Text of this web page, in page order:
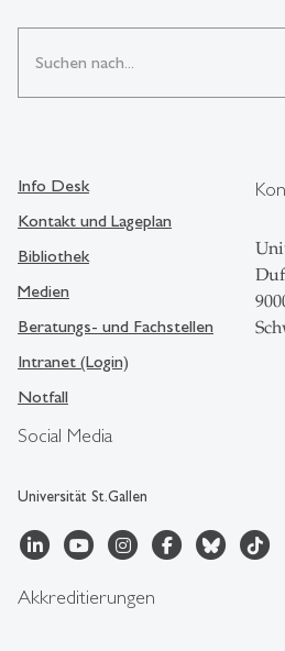
Social Media
Universität St.Gallen
Info Desk
Kontakt und Lageplan
Bibliothek
Medien
Beratungs- und Fachstellen
Intranet (Login)
Notfall
Akkreditierungen